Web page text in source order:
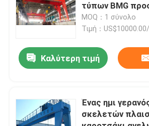
Γερανός ταξιδίου
Διπλός υπερυψωμένος γερανός
Διπλός γερανός ατσάλινων
τύπων BMG
τόνο 20 τόνος
MOQ：1 σύνολο
Τιμή：
Καλύτερη τιμή
Ένας ημι
σκελετών